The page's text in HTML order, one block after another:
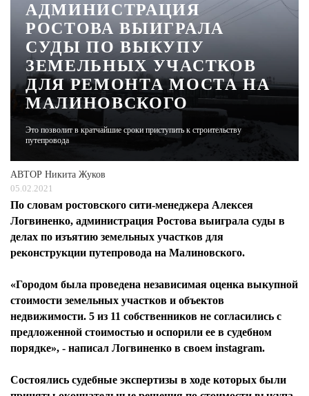
ЧЕЛОВЕК ОСОБЕННЫЙ
КУЛЬТ ЕДЫ
АФИША
ЖУРНАЛ
АДМИНИСТРАЦИЯ
РОСТОВА ВЫИГРАЛА
СУДЫ ПО ВЫКУПУ
ЗЕМЕЛЬНЫХ УЧАСТКОВ
ДЛЯ РЕМОНТА МОСТА НА
МАЛИНОВСКОГО
Это позволит в кратчайшие сроки приступить к строительству
путепровода
АВТОР Никита Жуков
05.02.2021
По словам ростовского сити-менеджера Алексея
Логвиненко, администрация Ростова выиграла суды в
делах по изъятию земельных участков для
реконструкции путепровода на Малиновского.
«Городом была проведена независимая оценка выкупной
стоимости земельных участков и объектов
недвижимости. 5 из 11 собственников не согласились с
предложенной стоимостью и оспорили ее в судебном
порядке», - написал Логвиненко в своем instagram.
Состоялись судебные экспертизы в ходе которых были